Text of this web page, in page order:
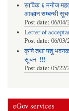
साविक ६ मनोज
आव्हान सम्बन्धी
Post date: 06/04/
Letter of
Post date: 06/03/
कृषि तथा पशु
सूचना !!!
Post date: 05/22/
eGov services